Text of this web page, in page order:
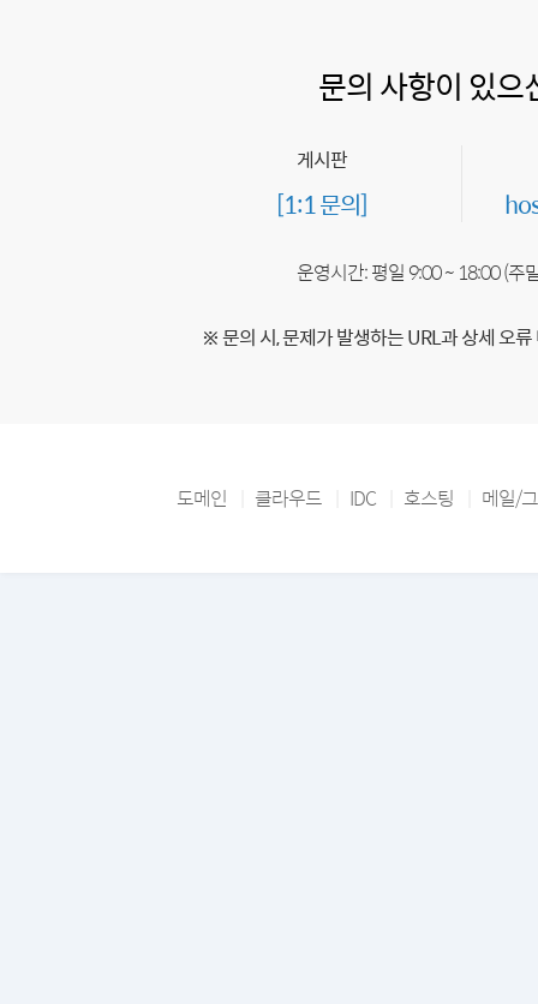
문의 사항이 있으
게시판
[1:1 문의]
운영시간: 평일 9:00 ~ 18:00 (주
※ 문의 시, 문제가 발생하는 URL과 상세 오
도메인 클라우드 IDC 호스팅 메일/